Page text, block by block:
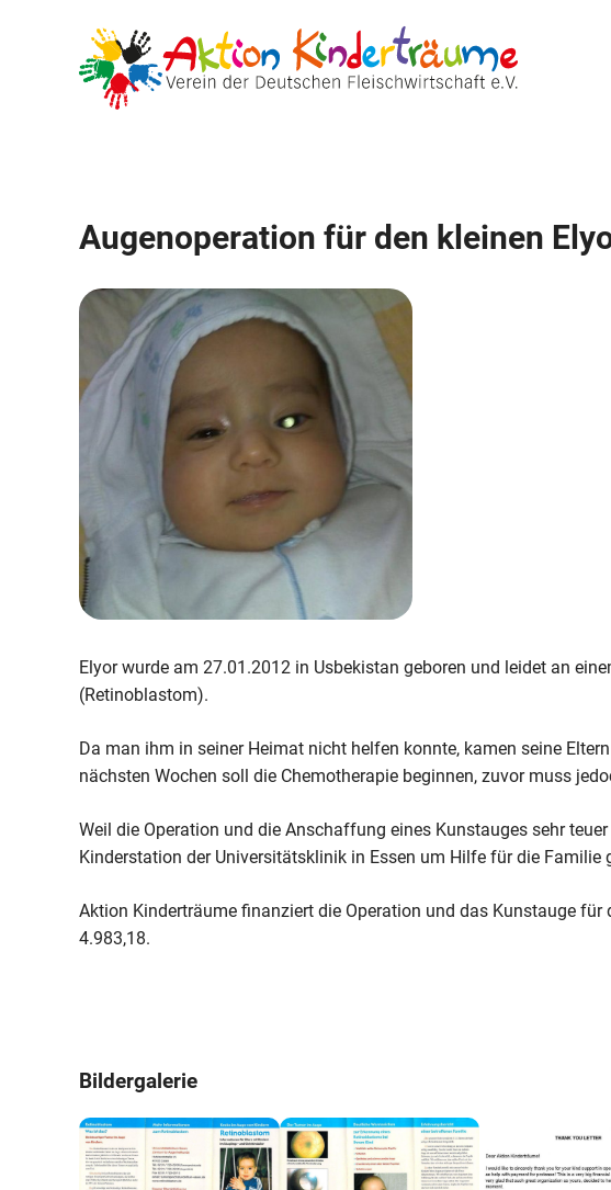
Augenoperation für den kleinen
Elyor wurde am 27.01.2012 in Usbekistan geboren und leidet an
(Retinoblastom).
Da man ihm in seiner Heimat nicht helfen konnte, kamen seine
nächsten Wochen soll die Chemotherapie beginnen, zuvor muss
Weil die Operation und die Anschaffung eines Kunstauges sehr
Kinderstation der Universitätsklinik in Essen um Hilfe für die Familie
Aktion Kinderträume finanziert die Operation und das Kunstauge für
4.983,18.
Bildergalerie